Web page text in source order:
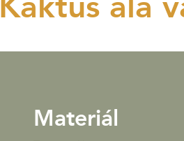
Kaktus ala
Materiál